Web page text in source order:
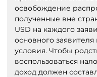
освобождение
полученные вне
USD на каждого
основного
условия. Чтобы
воспользоваться
доход должен